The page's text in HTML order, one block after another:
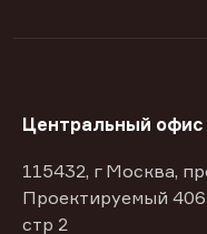
Центральный офис
115432, г Москва,
Проектируемый
стр 2